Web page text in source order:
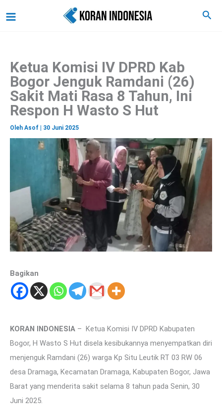
ke
Cari
Ketua Komisi IV DPRD Kab
Bogor Jenguk Ramdani (26)
Sakit Mati Rasa 8 Tahun, Ini
Respon H Wasto S Hut
Oleh Asof 30 Juni 2025
Bagikan
KORAN INDONESIA – Ketua Komisi IV DPRD Kabupaten
Bogor, H Wasto S Hut disela kesibukannya menyempatkan diri
menjenguk Ramdani (26) warga Kp Situ Leutik RT 03 RW 06
desa Dramaga, Kecamatan Dramaga, Kabupaten Bogor, Jawa
Barat yang menderita sakit selama 8 tahun pada Senin, 30
Juni 2025.
a